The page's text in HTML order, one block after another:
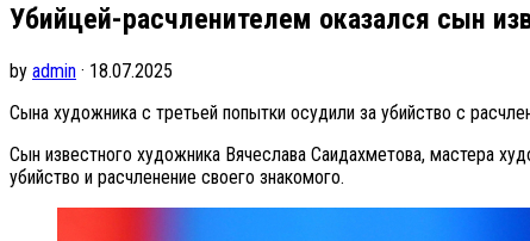
Убийцей-расчленителем оказался сын
by admin · 18.07.2025
Сына художника с третьей попытки осудили за убийство с
Сын известного художника Вячеслава Саидахметова, мастера
убийство и расчленение своего знакомого.